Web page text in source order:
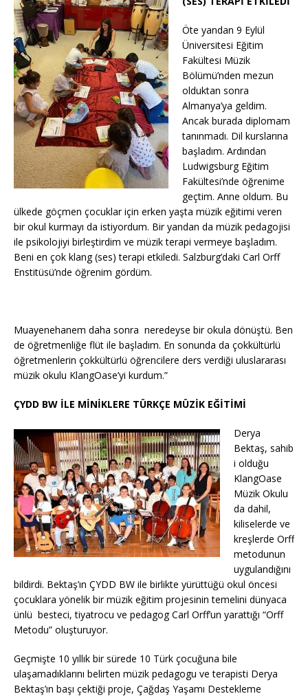
Öte yandan 9 Eylül
Üniversitesi Eğitim
Fakültesi Müzik
Bölümü’nden mezun
olduktan sonra
Almanya’ya geldim.
Ancak burada diplomam
tanınmadı. Dil kurslarına
başladım. Ardından
Ludwigsburg Eğitim
Fakültesi’nde öğrenime
geçtim. Anne oldum. Bu
ülkede göçmen çocuklar için erken yaşta müzik eğitimi veren
bir okul kurmayı da istiyordum. Bir yandan da müzik pedagojisi
ile psikolojiyi birleştirdim ve müzik terapi vermeye başladım.
Beni en çok klang (ses) terapi etkiledi. Salzburg’daki Carl Orff
Enstitüsü’nde öğrenim gördüm.
Muayenehanem daha sonra neredeyse bir okula dönüştü. Ben
de öğretmenliğe flüt ile başladım. En sonunda da çokkültürlü
öğretmenlerin çokkültürlü öğrencilere ders verdiği uluslararası
müzik okulu KlangOase’yi kurdum.”
ÇYDD BW İLE MİNİKLERE TÜRKÇE MÜZİK EĞİTİMİ
Derya
Bektaş, sahib
i olduğu
KlangOase
Müzik Okulu
da dahil,
kiliselerde ve
kreşlerde Orff
metodunun
uygulandığını
bildirdi. Bektaş’ın ÇYDD BW ile birlikte yürüttüğü okul öncesi
çocuklara yönelik bir müzik eğitim projesinin temelini dünyaca
ünlü besteci, tiyatrocu ve pedagog Carl Orff’un yarattığı “Orff
Metodu” oluşturuyor.
Geçmişte 10 yıllık bir sürede 10 Türk çocuğuna bile
ulaşamadıklarını belirten müzik pedagogu ve terapisti Derya
Bektaş’ın başı çektiği proje, Çağdaş Yaşamı Destekleme